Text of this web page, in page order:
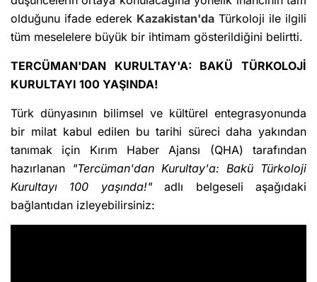
olduğunu ifade ederek Kazakistan'da Türkoloji ile ilgili
tüm meselelere büyük bir ihtimam gösterildiğini belirtti.
TERCÜMAN'DAN KURULTAY'A: BAKÜ TÜRKOLOJİ
KURULTAYI 100 YAŞINDA!
Türk dünyasının bilimsel ve kültürel entegrasyonunda
bir milat kabul edilen bu tarihi süreci daha yakından
tanımak için Kırım Haber Ajansı (QHA) tarafından
hazırlanan "Tercüman'dan Kurultay'a: Bakü Türkoloji
Kurultayı 100 yaşında!"adlı belgeseli aşağıdaki
bağlantıdan izleyebilirsiniz: